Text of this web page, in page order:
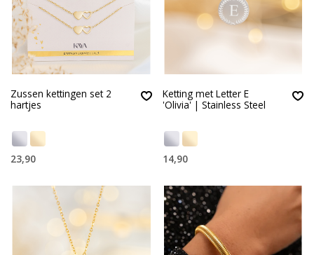
Zussen kettingen set 2
hartjes
23,90
Ketting met Letter E
'Olivia' | Stainless Steel
14,90